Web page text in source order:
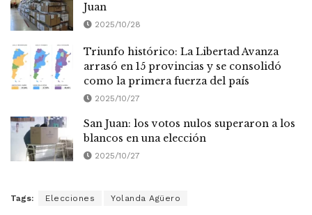
Juan
2025/10/28
Triunfo histórico: La Libertad Avanza
arrasó en 15 provincias y se consolidó
como la primera fuerza del país
2025/10/27
San Juan: los votos nulos superaron a los
blancos en una elección
2025/10/27
Tags: Elecciones Yolanda Agüero